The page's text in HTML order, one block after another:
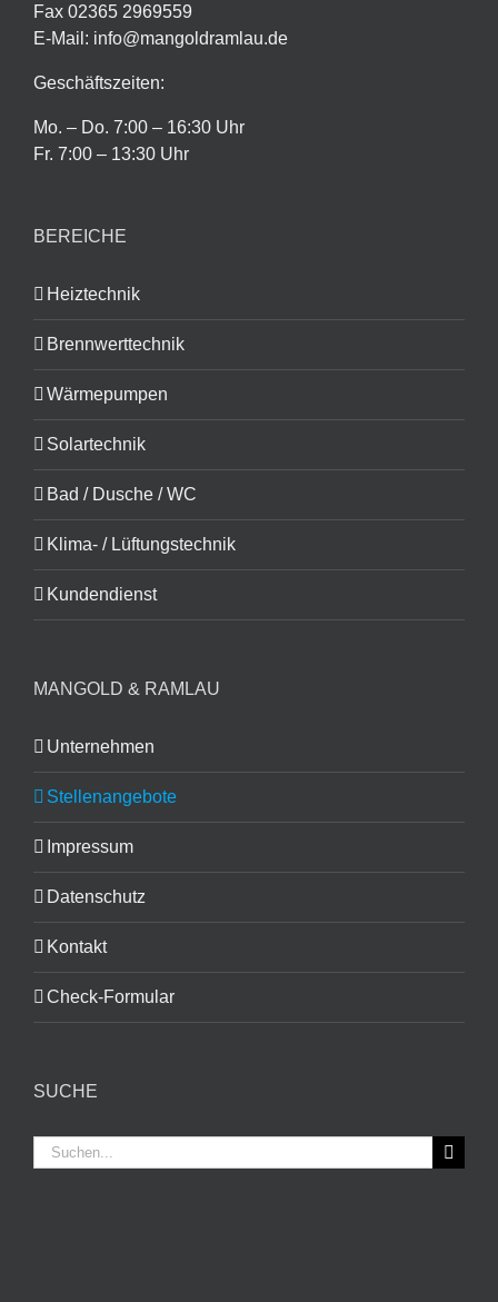
Fax 02365 2969559
E-Mail: info@mangoldramlau.de
Geschäftszeiten:
Mo. – Do. 7:00 – 16:30 Uhr
Fr. 7:00 – 13:30 Uhr
BEREICHE
Heiztechnik
Brennwerttechnik
Wärmepumpen
Solartechnik
Bad / Dusche / WC
Klima- / Lüftungstechnik
Kundendienst
MANGOLD & RAMLAU
Unternehmen
Stellenangebote
Impressum
Datenschutz
Kontakt
Check-Formular
SUCHE
Suche
nach: